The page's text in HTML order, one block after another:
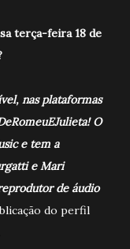
terça-feira 18 de
nas plataformas
O
e tem a
e Mari
de áudio
do perfil